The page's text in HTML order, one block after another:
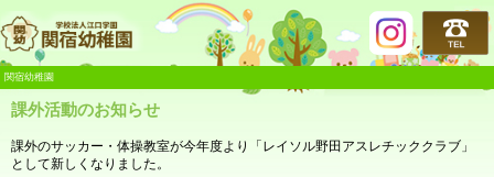
関宿幼稚園
関宿幼稚園
課外活動のお知らせ
課外のサッカー・体操教室が今年度より「レイソル野田アスレチッククラブ」
として新しくなりました。